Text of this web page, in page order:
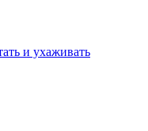
и ухаживать